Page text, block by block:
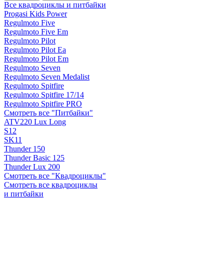
Все квадроциклы и питбайки
Progasi Kids Power
Regulmoto Five
Regulmoto Five Em
Regulmoto Pilot
Regulmoto Pilot Ea
Regulmoto Pilot Em
Regulmoto Seven
Regulmoto Seven Medalist
Regulmoto Spitfire
Regulmoto Spitfire 17/14
Regulmoto Spitfire PRO
Смотреть все "Питбайки"
ATV220 Lux Long
S12
SK11
Thunder 150
Thunder Basic 125
Thunder Lux 200
Смотреть все "Квадроциклы"
Смотреть все квадроциклы
и питбайки